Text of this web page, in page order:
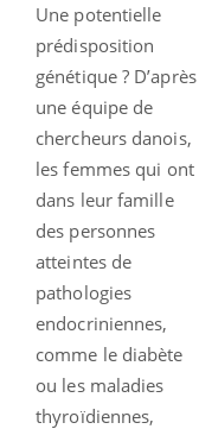
Une potentielle
prédisposition
génétique ? D’après
une équipe de
chercheurs danois,
les femmes qui ont
dans leur famille
des personnes
atteintes de
pathologies
endocriniennes,
comme le diabète
ou les maladies
thyroïdiennes,